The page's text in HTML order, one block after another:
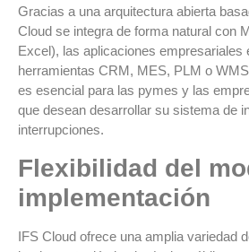
Gracias a una arquitectura abierta
Cloud se integra de forma natural con
Excel), las aplicaciones empresariales
herramientas CRM, MES, PLM o
es esencial para las pymes y las
que desean desarrollar su sistema de
interrupciones.
Flexibilidad del
implementación
IFS Cloud ofrece una amplia variedad